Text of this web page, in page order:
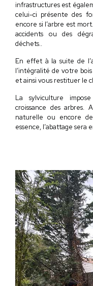
infrastructures est
celui-ci présente des
encore si l’arbre est
accidents ou des
déchets..
En effet à la suite de
l’intégralité de votre
et ainsi vous restituer le
La sylviculture
croissance des arbres.
naturelle ou encore
essence, l’abattage sera